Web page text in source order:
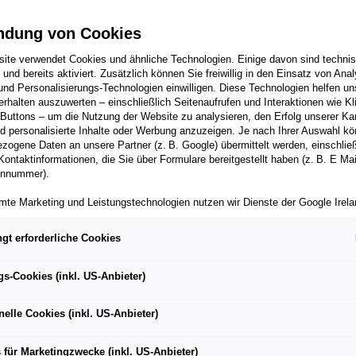
neuem CO2-neutralen Trakt wurde fertiggestellt
im Alter von ein bis sechs Jahren stehen ab sofort zur
Betreuungseinrichtungen in der Stadt Salzburg
Beisein hochrangiger politischer VertreterInnen
Eltern und zufriedene PädagogInnen. Dieses Bild
bei der feierlichen Eröffnung der dritten Ausbaustufe
Holding Salzburg. Die betriebliche Einrichtung, die
von Cookies
verwendet Cookies und ähnliche Technologien. Einige davon sind
und bereits aktiviert. Zusätzlich können Sie freiwillig in den Einsatz von
Personalisierungs-Technologien einwilligen. Diese Technologien helfen
auszuwerten – einschließlich Seitenaufrufen und Interaktionen wie
– um die Nutzung der Website zu analysieren, den Erfolg unserer
personalisierte Inhalte oder Werbung anzuzeigen. Je nach Ihrer Auswahl
Daten an unsere Partner (z. B. Google) übermittelt werden,
die Sie über Formulare bereitgestellt haben (z. B. E
Marketing und Leistungstechnologien nutzen wir Dienste der Google
Datenschutzniveau; staatliche Zugriffe und eingeschränkte
können nicht ausgeschlossen werden. Die Übermittlung
einen personalisierten Link auf unsere Website gelangen und Marketing
von dem Ihnen zugeordneten Händler bzw. im Falle eines Porsche
der jeweiligen Kampagne.
erforderliche Cookies
Cookies (inkl. US-Anbieter)
Cookies (inkl. US-Anbieter)
für Marketingzwecke (inkl. US-Anbieter)